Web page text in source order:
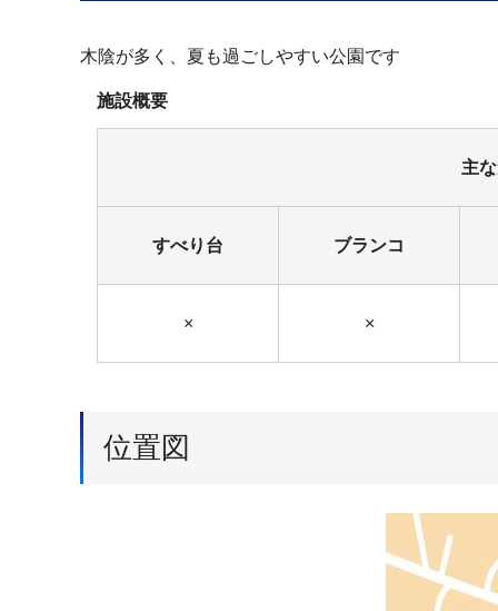
木陰が多く、夏も過ごしやすい公園です
施設概要
主
すべり台 ブランコ
× ×
位置図